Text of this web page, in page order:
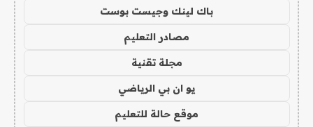
باك لينك وجيست بوست
مصادر التعليم
مجلة تقنية
يو ان بي الرياضي
موقع حالة للتعليم